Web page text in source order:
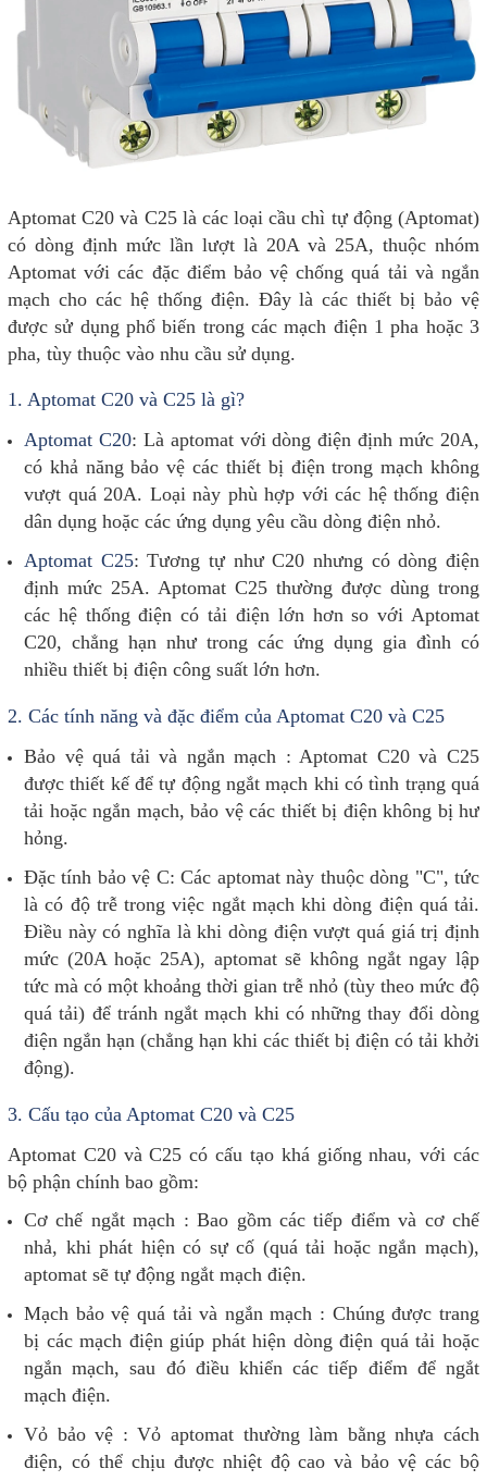
Aptomat C20 và C25 là các loại cầu chì tự động (Aptomat)
có dòng định mức lần lượt là 20A và 25A, thuộc nhóm
Aptomat với các đặc điểm bảo vệ chống quá tải và ngắn
mạch cho các hệ thống điện. Đây là các thiết bị bảo vệ
được sử dụng phổ biến trong các mạch điện 1 pha hoặc 3
pha, tùy thuộc vào nhu cầu sử dụng.
1. Aptomat C20 và C25 là gì?
Aptomat C20: Là aptomat với dòng điện định mức 20A,
có khả năng bảo vệ các thiết bị điện trong mạch không
vượt quá 20A. Loại này phù hợp với các hệ thống điện
dân dụng hoặc các ứng dụng yêu cầu dòng điện nhỏ.
Aptomat C25: Tương tự như C20 nhưng có dòng điện
định mức 25A. Aptomat C25 thường được dùng trong
các hệ thống điện có tải điện lớn hơn so với Aptomat
C20, chẳng hạn như trong các ứng dụng gia đình có
nhiều thiết bị điện công suất lớn hơn.
2. Các tính năng và đặc điểm của Aptomat C20 và C25
Bảo vệ quá tải và ngắn mạch : Aptomat C20 và C25
được thiết kế để tự động ngắt mạch khi có tình trạng quá
tải hoặc ngắn mạch, bảo vệ các thiết bị điện không bị hư
hỏng.
Đặc tính bảo vệ C: Các aptomat này thuộc dòng "C", tức
là có độ trễ trong việc ngắt mạch khi dòng điện quá tải.
Điều này có nghĩa là khi dòng điện vượt quá giá trị định
mức (20A hoặc 25A), aptomat sẽ không ngắt ngay lập
tức mà có một khoảng thời gian trễ nhỏ (tùy theo mức độ
quá tải) để tránh ngắt mạch khi có những thay đổi dòng
điện ngắn hạn (chẳng hạn khi các thiết bị điện có tải khởi
động).
3. Cấu tạo của Aptomat C20 và C25
Aptomat C20 và C25 có cấu tạo khá giống nhau, với các
bộ phận chính bao gồm:
Cơ chế ngắt mạch : Bao gồm các tiếp điểm và cơ chế
nhả, khi phát hiện có sự cố (quá tải hoặc ngắn mạch),
aptomat sẽ tự động ngắt mạch điện.
Mạch bảo vệ quá tải và ngắn mạch : Chúng được trang
bị các mạch điện giúp phát hiện dòng điện quá tải hoặc
ngắn mạch, sau đó điều khiển các tiếp điểm để ngắt
mạch điện.
Vỏ bảo vệ : Vỏ aptomat thường làm bằng nhựa cách
điện, có thể chịu được nhiệt độ cao và bảo vệ các bộ